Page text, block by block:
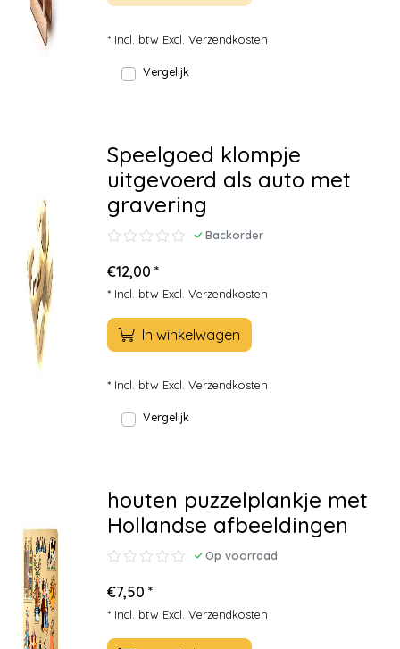
* Incl. btw Excl. Verzendkosten
Vergelijk
Speelgoed klompje
uitgevoerd als auto met
gravering
Backorder
€12,00 *
* Incl. btw Excl. Verzendkosten
In winkelwagen
* Incl. btw Excl. Verzendkosten
Vergelijk
houten puzzelplankje met
Hollandse afbeeldingen
Op voorraad
€7,50 *
* Incl. btw Excl. Verzendkosten